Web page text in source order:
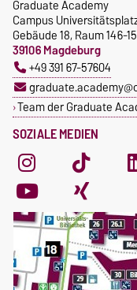
SOZIALE MEDIEN
Graduate Academy
Campus
Gebäude 18, Raum 146-
39106 Magdeburg
+49 391 67-57604
Team der Graduate